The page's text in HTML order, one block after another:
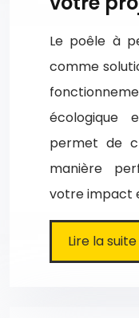
Le poêle à
comme
écologique
permet de
manière
votre impact
Lire la suite